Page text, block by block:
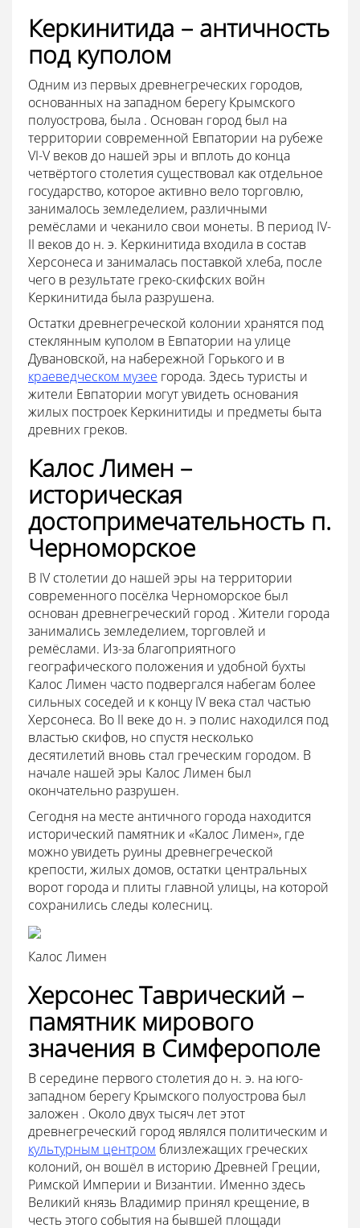
Керкинитида – античность
под куполом
Одним из первых древнегреческих городов,
основанных на западном берегу Крымского
полуострова, была . Основан город был на
территории современной Евпатории на рубеже
VI-V веков до нашей эры и вплоть до конца
четвёртого столетия существовал как отдельное
государство, которое активно вело торговлю,
занималось земледелием, различными
ремёслами и чеканило свои монеты. В период IV-
II веков до н. э. Керкинитида входила в состав
Херсонеса и занималась поставкой хлеба, после
чего в результате греко-скифских войн
Керкинитида была разрушена.
Остатки древнегреческой колонии хранятся под
стеклянным куполом в Евпатории на улице
Дувановской, на набережной Горького и в
краеведческом музее города. Здесь туристы и
жители Евпатории могут увидеть основания
жилых построек Керкинитиды и предметы быта
древних греков.
Калос Лимен –
историческая
достопримечательность п.
Черноморское
В IV столетии до нашей эры на территории
современного посёлка Черноморское был
основан древнегреческий город . Жители города
занимались земледелием, торговлей и
ремёслами. Из-за благоприятного
географического положения и удобной бухты
Калос Лимен часто подвергался набегам более
сильных соседей и к концу IV века стал частью
Херсонеса. Во II веке до н. э полис находился под
властью скифов, но спустя несколько
десятилетий вновь стал греческим городом. В
начале нашей эры Калос Лимен был
окончательно разрушен.
Сегодня на месте античного города находится
исторический памятник и «Калос Лимен», где
можно увидеть руины древнегреческой
крепости, жилых домов, остатки центральных
ворот города и плиты главной улицы, на которой
сохранились следы колесниц.
Калос Лимен
Херсонес Таврический –
памятник мирового
значения в Симферополе
В середине первого столетия до н. э. на юго-
западном берегу Крымского полуострова был
заложен . Около двух тысяч лет этот
древнегреческий город являлся политическим и
культурным центром близлежащих греческих
колоний, он вошёл в историю Древней Греции,
Римской Империи и Византии. Именно здесь
Великий князь Владимир принял крещение, в
честь этого события на бывшей площади